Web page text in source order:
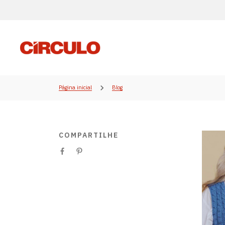
Página inicial Blog
COMPARTILHE